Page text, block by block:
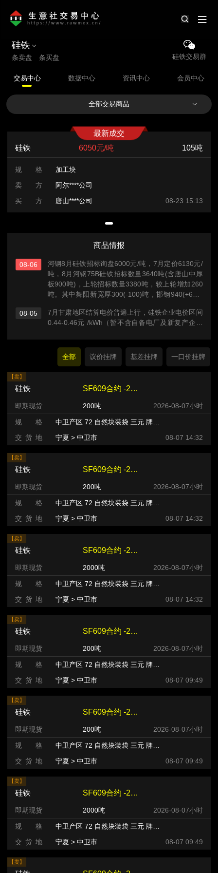
硅铁
条卖盘 条买盘 硅铁交易群
交易中心 数据中心 资讯中心 会员中心
全部交易商品
最新成交
硅铁
6050元/吨 105吨
规 格
加工块
卖 方
阿尔****公司
买 方
唐山****公司 08-23 15:13
商品情报
08-06
河钢8月硅铁招标询盘6000元/吨，7月定价6130元/
吨，8月河钢75B硅铁招标数量3640吨(含唐山中厚
板900吨)，上轮招标数量3380吨，较上轮增加260
吨。其中舞阳新宽厚300(-100)吨，邯钢940(+600)
宣高科400(-)吨，唐山中厚板900(-)吨。
08-05
7月甘肃地区结算电价普遍上行，硅铁企业电价区间
0.44-0.46元 /kWh（暂不含自备电厂及新复产企业
全部
议价挂牌 基差挂牌 一口价挂牌
【卖】
硅铁 SF609合约 -220 元/吨
即期现货 200吨 2026-08-07小时
规 格
中卫产区 72 自然块装袋 三元 牌号:FeSi75~B粒度等级/mm
交 货 地
宁夏 > 中卫市 08-07 14:32
【卖】
硅铁 SF609合约 -220 元/吨
即期现货 200吨 2026-08-07小时
规 格
中卫产区 72 自然块装袋 三元 牌号:FeSi75~B粒度等级/mm
交 货 地
宁夏 > 中卫市 08-07 14:32
【卖】
硅铁 SF609合约 -240 元/吨
即期现货 2000吨 2026-08-07小时
规 格
中卫产区 72 自然块装袋 三元 牌号:FeSi75~B粒度等级/mm
交 货 地
宁夏 > 中卫市 08-07 14:32
【卖】
硅铁 SF609合约 -220 元/吨
即期现货 200吨 2026-08-07小时
规 格
中卫产区 72 自然块装袋 三元 牌号:FeSi75~B粒度等级/mm
交 货 地
宁夏 > 中卫市 08-07 09:49
【卖】
硅铁 SF609合约 -220 元/吨
即期现货 200吨 2026-08-07小时
规 格
中卫产区 72 自然块装袋 三元 牌号:FeSi75~B粒度等级/mm
交 货 地
宁夏 > 中卫市 08-07 09:49
【卖】
硅铁 SF609合约 -240 元/吨
即期现货 2000吨 2026-08-07小时
规 格
中卫产区 72 自然块装袋 三元 牌号:FeSi75~B粒度等级/mm
交 货 地
宁夏 > 中卫市 08-07 09:49
【卖】